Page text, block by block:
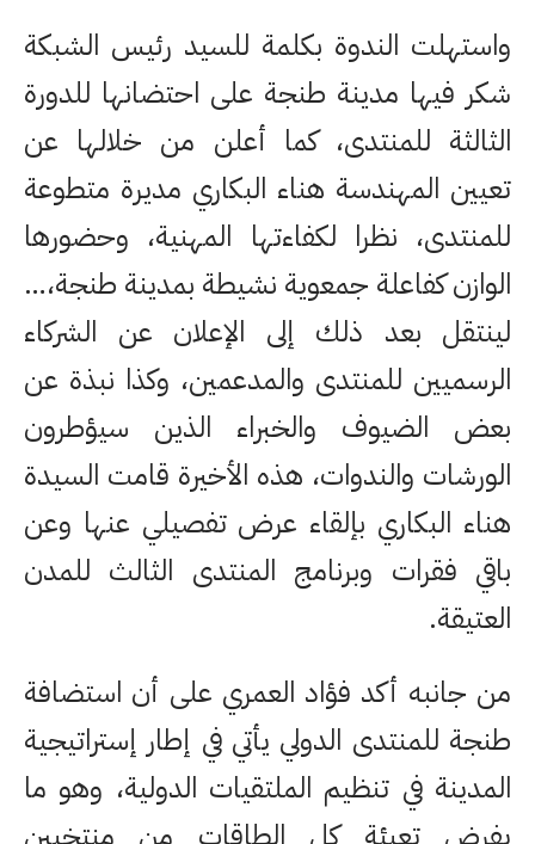
واستهلت الندوة بكلمة للسيد رئيس الشبكة
شكر فيها مدينة طنجة على احتضانها للدورة
الثالثة للمنتدى، كما أعلن من خلالها عن
تعيين المهندسة هناء البكاري مديرة متطوعة
للمنتدى، نظرا لكفاءتها المهنية، وحضورها
الوازن كفاعلة جمعوية نشيطة بمدينة طنجة،…
لينتقل بعد ذلك إلى الإعلان عن الشركاء
الرسميين للمنتدى والمدعمين، وكذا نبذة عن
بعض الضيوف والخبراء الذين سيؤطرون
الورشات والندوات، هذه الأخيرة قامت السيدة
هناء البكاري بإلقاء عرض تفصيلي عنها وعن
باقي فقرات وبرنامج المنتدى الثالث للمدن
العتيقة.
من جانبه أكد فؤاد العمري على أن استضافة
طنجة للمنتدى الدولي يأتي في إطار إستراتيجية
المدينة في تنظيم الملتقيات الدولية، وهو ما